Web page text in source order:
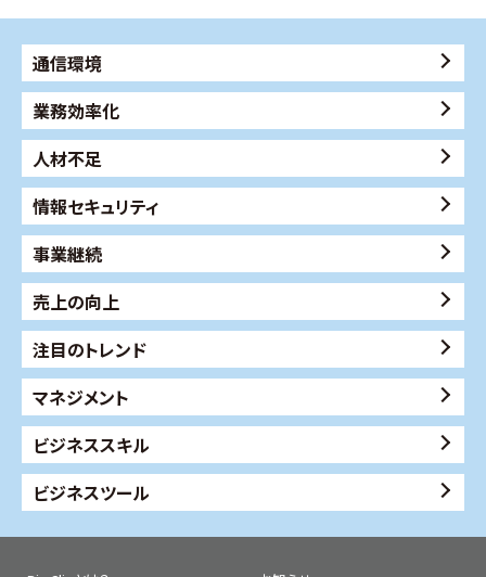
通信環境
業務効率化
人材不足
情報セキュリティ
事業継続
売上の向上
注目のトレンド
マネジメント
ビジネススキル
ビジネスツール